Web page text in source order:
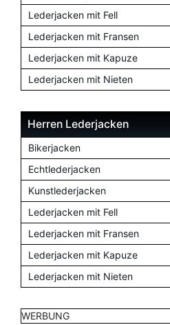
Lederjacken mit Fell
Lederjacken mit Fransen
Lederjacken mit Kapuze
Lederjacken mit Nieten
Herren Lederjacken
Bikerjacken
Echtlederjacken
Kunstlederjacken
Lederjacken mit Fell
Lederjacken mit Fransen
Lederjacken mit Kapuze
Lederjacken mit Nieten
WERBUNG